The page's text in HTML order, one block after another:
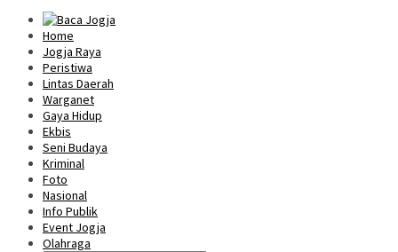
Home
Jogja Raya
Peristiwa
Lintas Daerah
Warganet
Gaya Hidup
Ekbis
Seni Budaya
Kriminal
Foto
Nasional
Info Publik
Event Jogja
Olahraga